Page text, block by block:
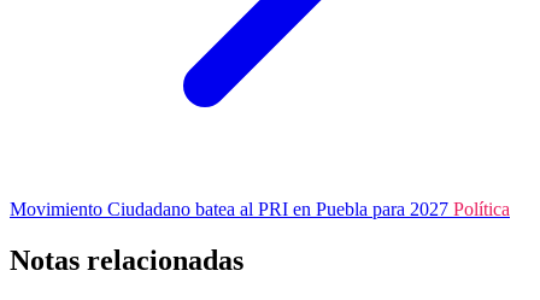
Movimiento Ciudadano batea al PRI en Puebla para 2027 Política
Notas relacionadas